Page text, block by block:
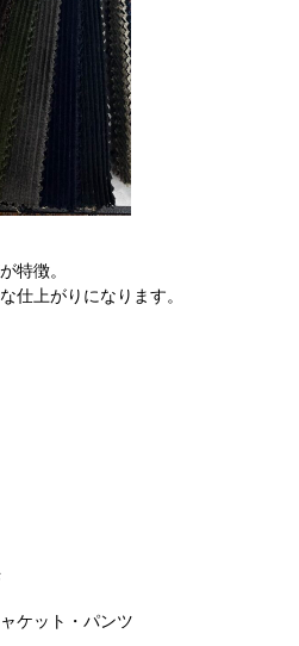
特徴。
仕上がりになります。
ケット・パンツ